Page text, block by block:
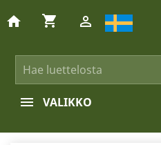
home shopping_cart 
VALIKKO